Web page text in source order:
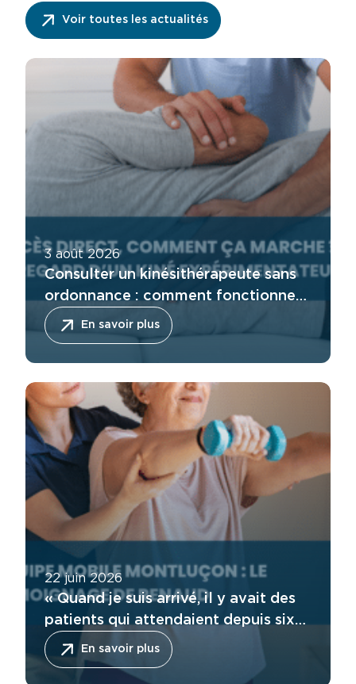
Voir toutes les actualités
3 août 2026
Consulter un kinésithérapeute sans
ordonnance : comment fonctionne
l’accès direct ?
En savoir plus
22 juin 2026
« Quand je suis arrivé, il y avait des
patients qui attendaient depuis six
mois » : le regard de Renaud sur son
expérience en Équipe Mobile
En savoir plus